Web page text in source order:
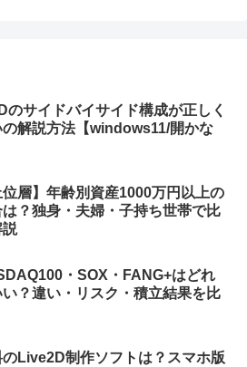
のサイドバイサイド構成が正しく
の解説方法【windows11/開かな
位層】年齢別資産1000万円以上の
は？独身・夫婦・子持ち世帯で比
説
・SOX・FANG+はどれ
い？違い・リスク・積立結果を比
のLive2D制作ソフトは？スマホ版